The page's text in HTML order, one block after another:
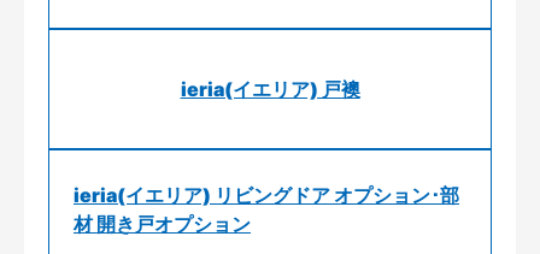
ieria(イエリア) 戸襖
ieria(イエリア) リビングドア オプション･部
材 開き戸オプション